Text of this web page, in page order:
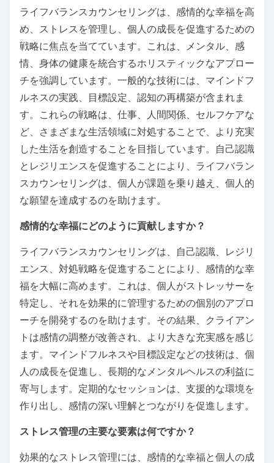
ライフバランスカウンセリングは、感情的な幸福を高
め、ストレスを管理し、個人の成長を促進するための
戦略に焦点を当てています。これは、メンタル、感
情、身体の健康を統合するホリスティックなアプロー
チを強調しています。一般的な技術には、マインドフ
ルネスの実践、目標設定、認知の再構築が含まれま
す。これらの戦略は、仕事、人間関係、セルフケアな
ど、さまざまな生活領域に対処することで、より充実
した生活を創造することを目指しています。自己認識
とレジリエンスを促進することにより、ライフバラン
スカウンセリングは、個人が課題を乗り越え、個人的
な願望を達成するのを助けます。
感情的な幸福にどのように貢献しますか？
ライフバランスカウンセリングは、自己認識、レジリ
エンス、対処戦略を促進することにより、感情的な幸
福を大幅に高めます。これは、個人がストレッサーを
特定し、それを効果的に管理するための個別のアプロ
ーチを開発するのを助けます。その結果、クライアン
トは感情の調整が改善され、より大きな充実感を感じ
ます。マインドフルネスや目標設定などの技術は、個
人の成長を促進し、長期的なメンタルヘルスの利益に
寄与します。定期的なセッションは、支援的な環境を
作り出し、感情の深い理解とつながりを促進します。
ストレス管理の主要な要素は何ですか？
効果的なストレス管理には、感情的な幸福と個人の成